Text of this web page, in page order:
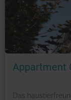
Appartment
Das